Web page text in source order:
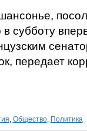
субботу
передает
, Общество, Политика